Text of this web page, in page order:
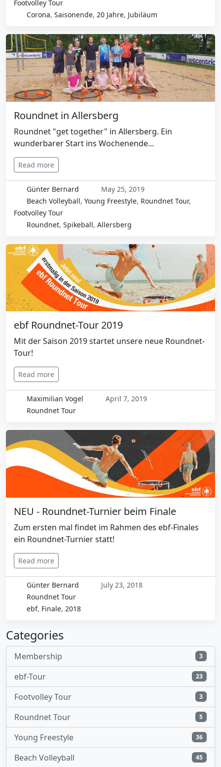
Footvolley Tour
Corona, Saisonende, 20 Jahre, Jubiläum
Roundnet in Allersberg
Roundnet "get together" in Allersberg. Ein
wunderbarer Start ins Wochenende...
Read more
Günter Bernard
May 25, 2019
Beach Volleyball, Young Freestyle, Roundnet Tour,
Footvolley Tour
Roundnet, Spikeball, Allersberg
ebf Roundnet-Tour 2019
Mit der Saison 2019 startet unsere neue Roundnet-
Tour!
Read more
Maximilian Vogel
April 7, 2019
Roundnet Tour
NEU - Roundnet-Turnier beim Finale
Zum ersten mal findet im Rahmen des ebf-Finales
ein Roundnet-Turnier statt!
Read more
Günter Bernard
July 23, 2018
Roundnet Tour
ebf, Finale, 2018
Categories
Membership 3
ebf-Tour 23
Footvolley Tour 3
Roundnet Tour 5
Young Freestyle 36
Beach Volleyball 45